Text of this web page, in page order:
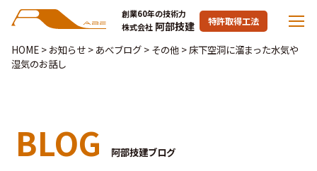
創業60年の技術力
株式会社 阿部技建 特許取得工法
HOME> お知らせ> あべブログ> その他>床下空洞に溜まった水気や
湿気のお話し
BLOG 阿部技建ブログ